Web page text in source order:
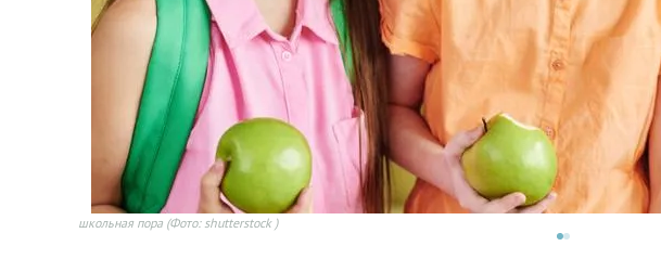
школьная пора (Фото: shutterstock )